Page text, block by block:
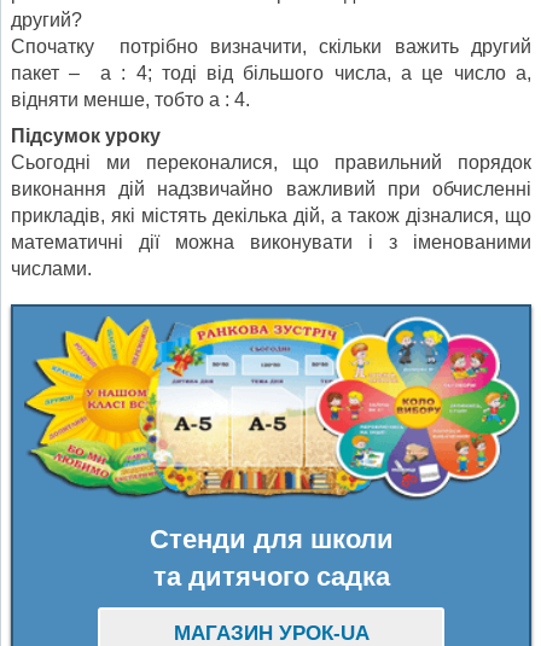
другий?
Спочатку потрібно визначити, скільки важить другий
пакет – а : 4; тоді від більшого числа, а це число а,
відняти менше, тобто а : 4.
Підсумок уроку
Сьогодні ми переконалися, що правильний порядок
виконання дій надзвичайно важливий при обчисленні
прикладів, які містять декілька дій, а також дізналися, що
математичні дії можна виконувати і з іменованими
числами.
Стенди для школи
та дитячого садка
МАГАЗИН УРОК-UA